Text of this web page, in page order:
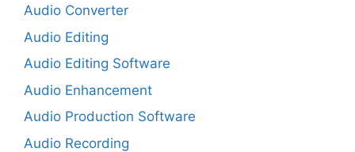
Audio Converter
Audio Editing
Audio Editing Software
Audio Enhancement
Audio Production Software
Audio Recording